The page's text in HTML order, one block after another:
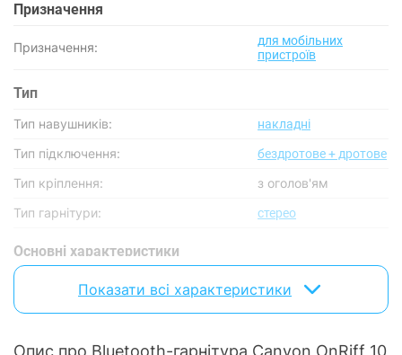
Призначення
Призначення:
для мобільних
пристроїв
Тип
Тип навушників: накладні
Тип підключення: бездротове + дротове
Тип кріплення:
з оголов'ям
Тип гарнітури:
стерео
Основнi характеристики
Частотний діапазон:
20 - 20 000 Гц
Чутливість:
100 дБ
Опір навушників:
32 Ом
Показати всі характеристики
Опис про Bluetooth-гарнітура Canyon OnRiff 10